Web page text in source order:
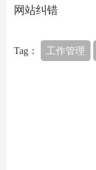
网站纠错
Tag： 工作管理